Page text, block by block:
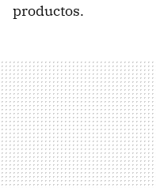
productos.